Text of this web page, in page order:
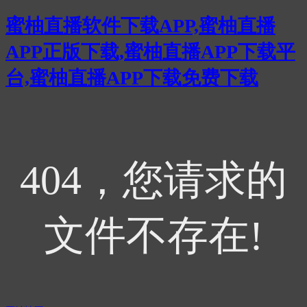
蜜柚直播软件下载APP,蜜柚直播
APP正版下载,蜜柚直播APP下载平
台,蜜柚直播APP下载免费下载
404，您请求的
文件不存在!